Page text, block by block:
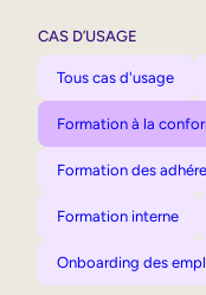
CAS D’USAGE
Tous cas d'usage
Formation à la
Formation des
Formation interne
Onboarding des